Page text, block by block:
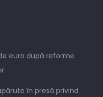
euro după reforme
în presă privind